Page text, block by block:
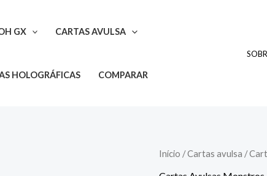
GX CARTAS AVULSA
HOLOGRÁFICAS COMPARAR
Início /Cartas avulsa /
Dragão
Cibernético